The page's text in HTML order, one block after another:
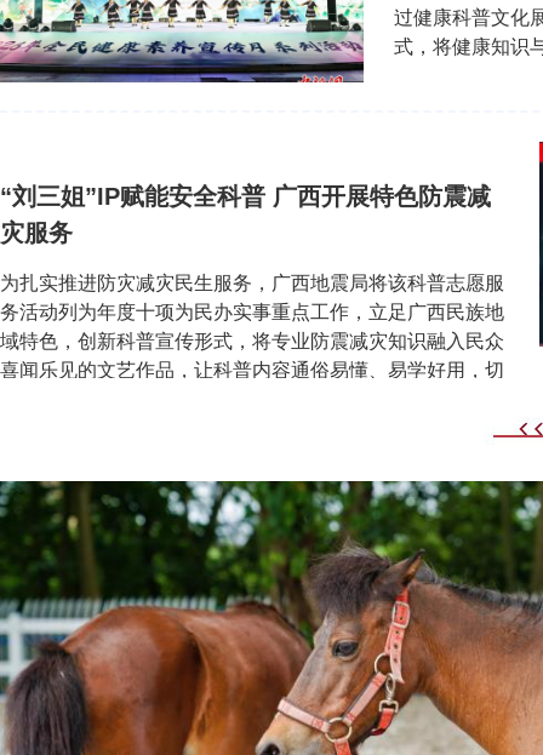
过健康科普文化
式，将健康知识
“刘三姐”IP赋能安全科普 广西开展特色防震减
灾服务
为扎实推进防灾减灾民生服务，广西地震局将该科普志愿服
务活动列为年度十项为民办实事重点工作，立足广西民族地
域特色，创新科普宣传形式，将专业防震减灾知识融入民众
喜闻乐见的文艺作品，让科普内容通俗易懂、易学好用，切